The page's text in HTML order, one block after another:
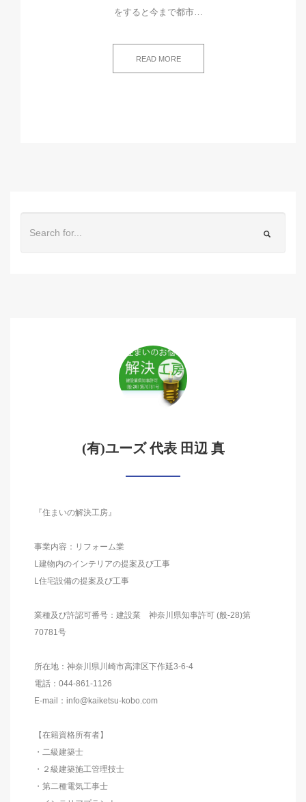
をすると今まで都市…
READ MORE
(有)ユーズ 代表 田辺 真
『住まいの解決工房』
事業内容：リフォーム業
L建物内のインテリアの提案及び工事
L住宅設備の提案及び工事
業種及び許認可番号：建設業 神奈川県知事許可 (般-28)第
70781号
所在地：神奈川県川崎市高津区下作延3-6-4
電話：044-861-1126
E-mail：info@kaiketsu-kobo.com
【在籍資格所有者】
・二級建築士
・２級建築施工管理技士
・第二種電気工事士